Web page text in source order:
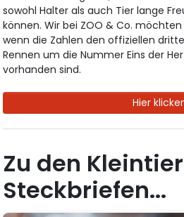
sowohl Halter als auch Tier lange
können. Wir bei ZOO & Co.
wenn die Zahlen den offiziellen
Rennen um die Nummer Eins der
vorhanden sind.
Hier
Zu den
Steckbriefen...